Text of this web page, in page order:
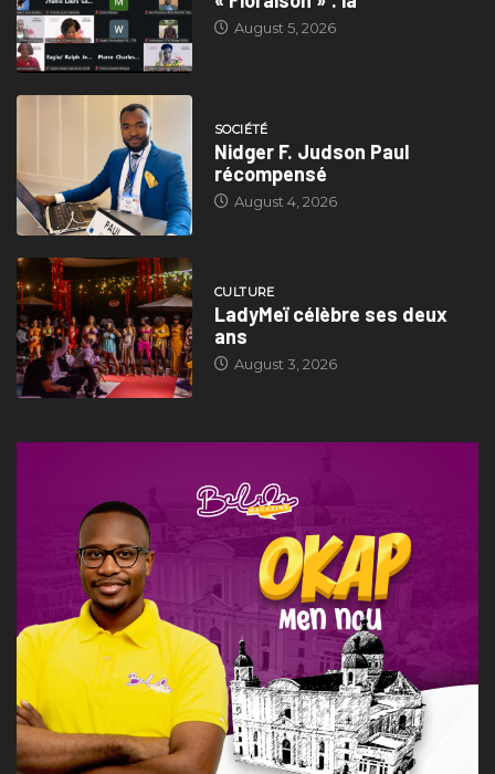
August 5, 2026
SOCIÉTÉ
Nidger F. Judson Paul
récompensé
August 4, 2026
CULTURE
LadyMeï célèbre ses deux
ans
August 3, 2026